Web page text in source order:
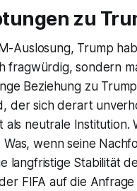
zu
Auslosung, Trump
fragwürdig, sondern
Beziehung zu
der sich derart
neutrale Institution.
wenn seine
langfristige Stabilität
FIFA auf die